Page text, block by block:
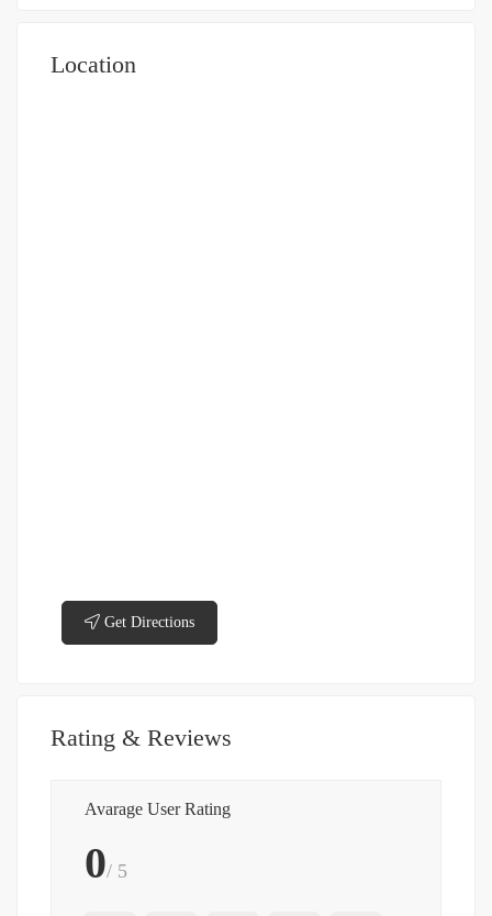
Location
Get Directions
Rating & Reviews
Avarage User Rating
0/ 5